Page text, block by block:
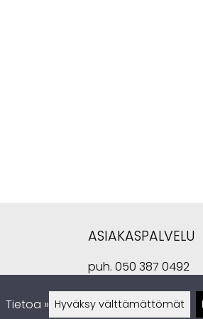
ASIAKASPALVELU
puh. 050 387 0492
Tietoa » Hyväksy välttämättömät